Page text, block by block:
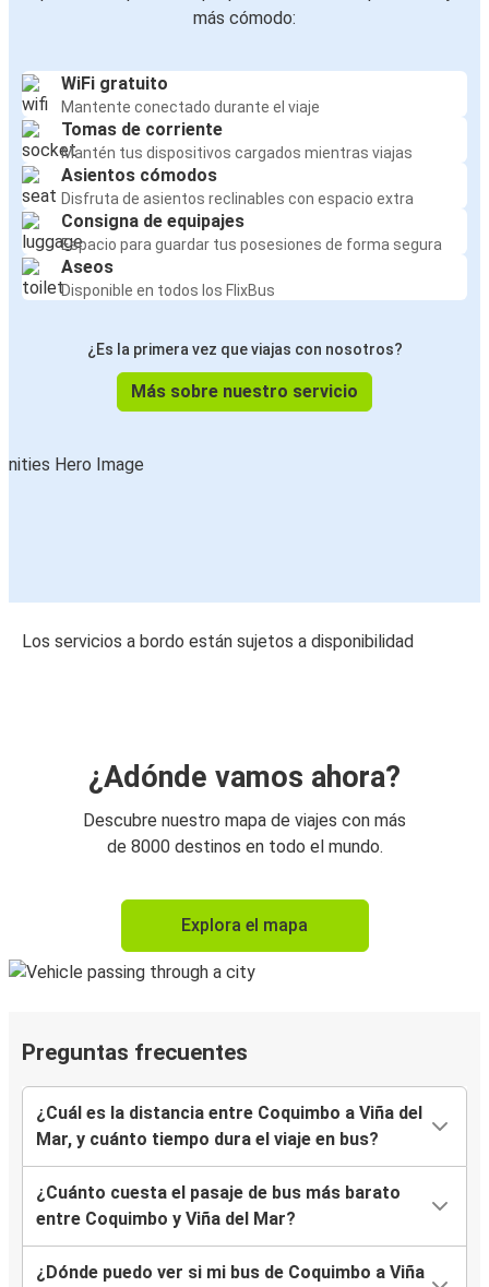
más cómodo:
WiFi gratuito
Mantente conectado durante el viaje
Tomas de corriente
Mantén tus dispositivos cargados mientras viajas
Asientos cómodos
Disfruta de asientos reclinables con espacio extra
Consigna de equipajes
Espacio para guardar tus posesiones de forma segura
Aseos
Disponible en todos los FlixBus
¿Es la primera vez que viajas con nosotros?
Más sobre nuestro servicio
Los servicios a bordo están sujetos a disponibilidad
¿Adónde vamos ahora?
Descubre nuestro mapa de viajes con más
de 8000 destinos en todo el mundo.
Explora el mapa
Preguntas frecuentes
¿Cuál es la distancia entre Coquimbo a Viña del
Mar, y cuánto tiempo dura el viaje en bus?
¿Cuánto cuesta el pasaje de bus más barato
entre Coquimbo y Viña del Mar?
¿Dónde puedo ver si mi bus de Coquimbo a Viña